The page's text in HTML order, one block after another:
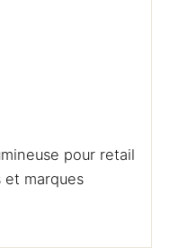
pour retail
et marques